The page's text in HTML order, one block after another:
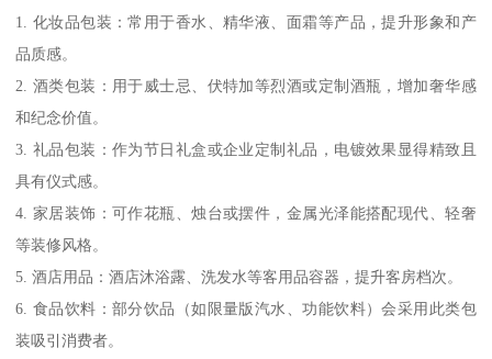
1. 化妆品包装：常用于香水、精华液、面霜等产品，提升形象和产
品质感。
2. 酒类包装：用于威士忌、伏特加等烈酒或定制酒瓶，增加奢华感
和纪念价值。
3. 礼品包装：作为节日礼盒或企业定制礼品，电镀效果显得精致且
具有仪式感。
4. 家居装饰：可作花瓶、烛台或摆件，金属光泽能搭配现代、轻奢
等装修风格。
5. 酒店用品：酒店沐浴露、洗发水等客用品容器，提升客房档次。
6. 食品饮料：部分饮品（如限量版汽水、功能饮料）会采用此类包
装吸引消费者。